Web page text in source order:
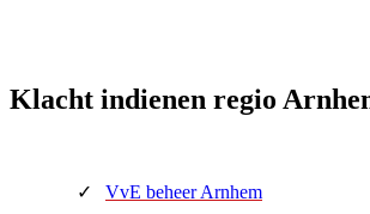
Klacht indienen regio
VvE beheer Arnhem